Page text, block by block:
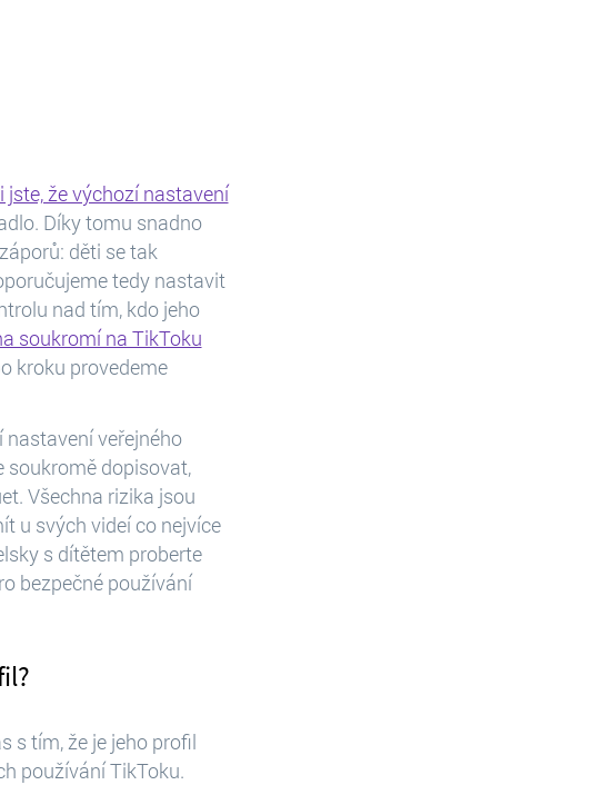
jste, že výchozí nastavení
Díky tomu snadno
děti se tak
tedy nastavit
nad tím, kdo jeho
soukromí na TikToku
kroku provedeme
nastavení veřejného
soukromě dopisovat,
Všechna rizika jsou
u svých videí co nejvíce
s dítětem proberte
bezpečné používání
s tím, že je jeho profil
používání TikToku.